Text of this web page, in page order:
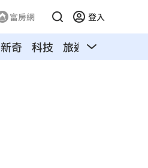
富房網 登入
新奇 科技 旅遊 汽車